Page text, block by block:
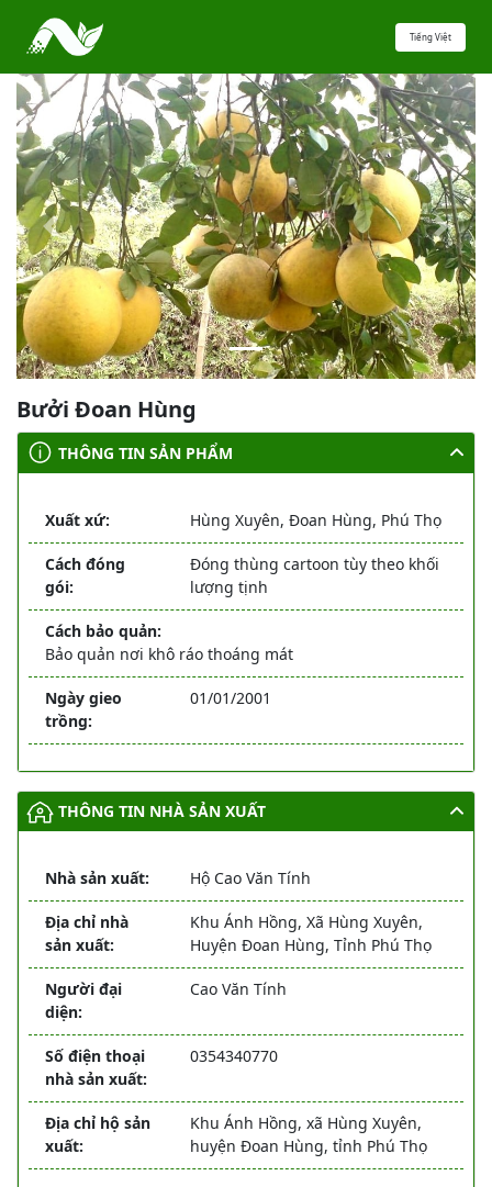
Tiếng Việt
Previous Next
Bưởi Đoan Hùng
THÔNG TIN SẢN PHẨM
Xuất xứ: Hùng Xuyên, Đoan Hùng, Phú Thọ
Cách đóng
gói:
Đóng thùng cartoon tùy theo khối
lượng tịnh
Cách bảo quản:
Bảo quản nơi khô ráo thoáng mát
Ngày gieo
trồng:
01/01/2001
THÔNG TIN NHÀ SẢN XUẤT
Nhà sản xuất: Hộ Cao Văn Tính
Địa chỉ nhà
sản xuất:
Khu Ánh Hồng, Xã Hùng Xuyên,
Huyện Đoan Hùng, Tỉnh Phú Thọ
Người đại
diện:
Cao Văn Tính
Số điện thoại
nhà sản xuất:
0354340770
Địa chỉ hộ sản
xuất:
Khu Ánh Hồng, xã Hùng Xuyên,
huyện Đoan Hùng, tỉnh Phú Thọ